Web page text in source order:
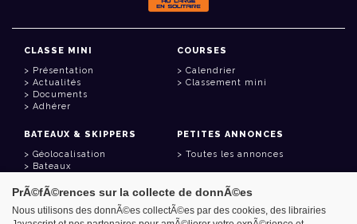
CLASSE MINI
Présentation
Actualités
Documents
Adhérer
COURSES
Calendrier
Classement mini
BATEAUX & SKIPPERS
Géolocalisation
Bateaux
PETITES ANNONCES
Toutes les annonces
LIENS UTILES
PrÃ©fÃ©rences sur la collecte de donnÃ©es
Nous utilisons des donnÃ©es collectÃ©es par des cookies, des librairies